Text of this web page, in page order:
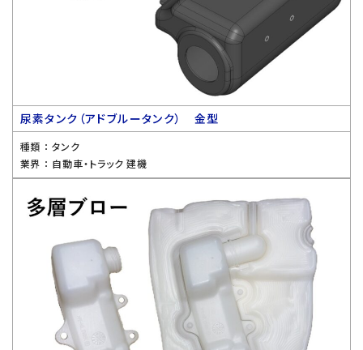
尿素タンク（アドブルータンク） 金型
種類 ： タンク
業界 ： 自動車・トラック 建機